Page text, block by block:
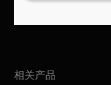
相关产品